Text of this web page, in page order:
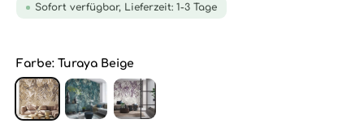
Sofort verfügbar, Lieferzeit: 1-3 Tage
Farbe: Turaya Beige